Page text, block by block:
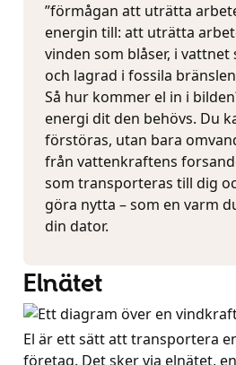
”förmågan att uträtta
energin till: att uträtta
vinden som blåser, i
och lagrad i fossila
Så hur kommer el in i
energi dit den behövs. Du
förstöras, utan bara
från vattenkraftens
som transporteras till dig
göra nytta – som en varm
din dator.
Elnätet
El är ett sätt att transportera
företag. Det sker via elnätet,